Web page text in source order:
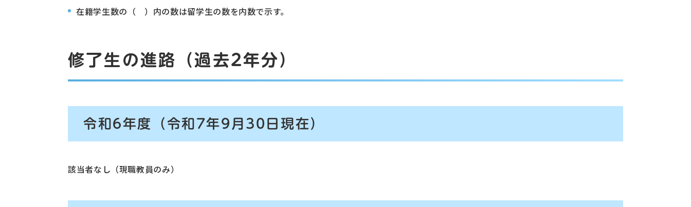
在籍学生数の（ ）内の数は留学生の数を内数で示す。
修了生の進路（過去2年分）
令和6年度（令和7年9月30日現在）
該当者なし（現職教員のみ）